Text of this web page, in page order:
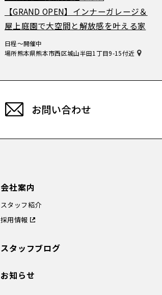
【GRAND OPEN】インナーガレージ＆
屋上庭園で大空間と解放感を叶える家
日程〜開催中
場所熊本県熊本市西区城山半田1丁目9-15付近
お問い合わせ
会社案内
スタッフ紹介
採用情報
スタッフブログ
お知らせ